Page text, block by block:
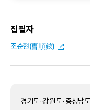
집필자
조순현(曺順鉉)
경기도·강원도·충청남